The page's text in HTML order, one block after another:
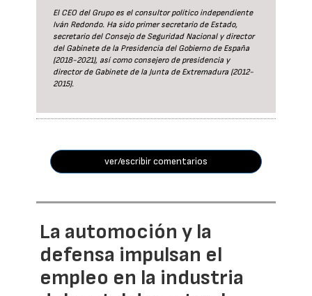
El CEO del Grupo es el consultor político independiente
Iván Redondo. Ha sido primer secretario de Estado,
secretario del Consejo de Seguridad Nacional y director
del Gabinete de la Presidencia del Gobierno de España
(2018-2021), así como consejero de presidencia y
director de Gabinete de la Junta de Extremadura (2012-
2015).
ver/escribir comentarios
La automoción y la
defensa impulsan el
empleo en la industria